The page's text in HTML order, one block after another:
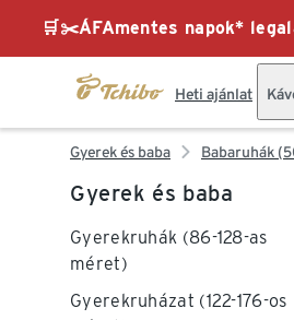
🛒✂️ÁFAmentes napok*
Heti ajánlat
Gyerek és baba Babaruhák
Gyerek és baba
Gyerekruhák (86-128-as
méret)
Gyerekruházat (122-176-os